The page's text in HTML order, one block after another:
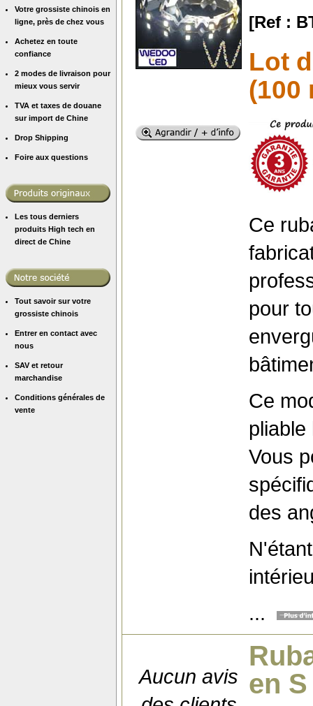
Votre grossiste chinois en
ligne, près de chez vous
Achetez en toute
confiance
2 modes de livraison pour
mieux vous servir
TVA et taxes de douane
sur import de Chine
Drop Shipping
Foire aux questions
Les tous derniers
produits High tech en
direct de Chine
Tout savoir sur votre
grossiste chinois
Entrer en contact avec
nous
SAV et retour
marchandise
Conditions générales de
vente
[Ref :
Lot
(100
Ce
pour
Ce
pliable
Vous
des
...
Aucun avis en